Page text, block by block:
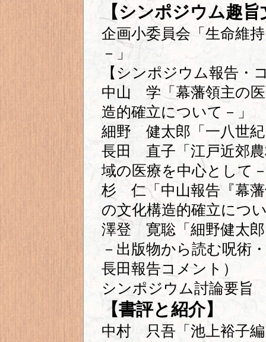
【シンポジウム趣旨
企画小委員会「生命維
－」
【シンポジウム報告・
中山 学「幕藩領主の医
造的確立について－」
細野 健太郎「一八世
長田 直子「江戸近郊農
域の医療を中心として
杉 仁「中山報告『幕藩
の文化構造的確立につ
澤登 寛聡「細野健太郎
－出版物から読む呪術
長田報告コメント）
シンポジウム討論要旨
【書評と紹介】
中村 只吾「池上裕子編